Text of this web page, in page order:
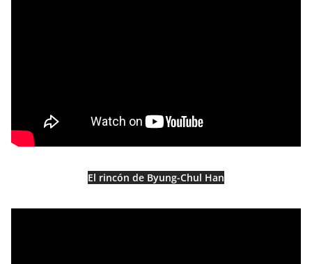
El rincón de Byung-Chul Han